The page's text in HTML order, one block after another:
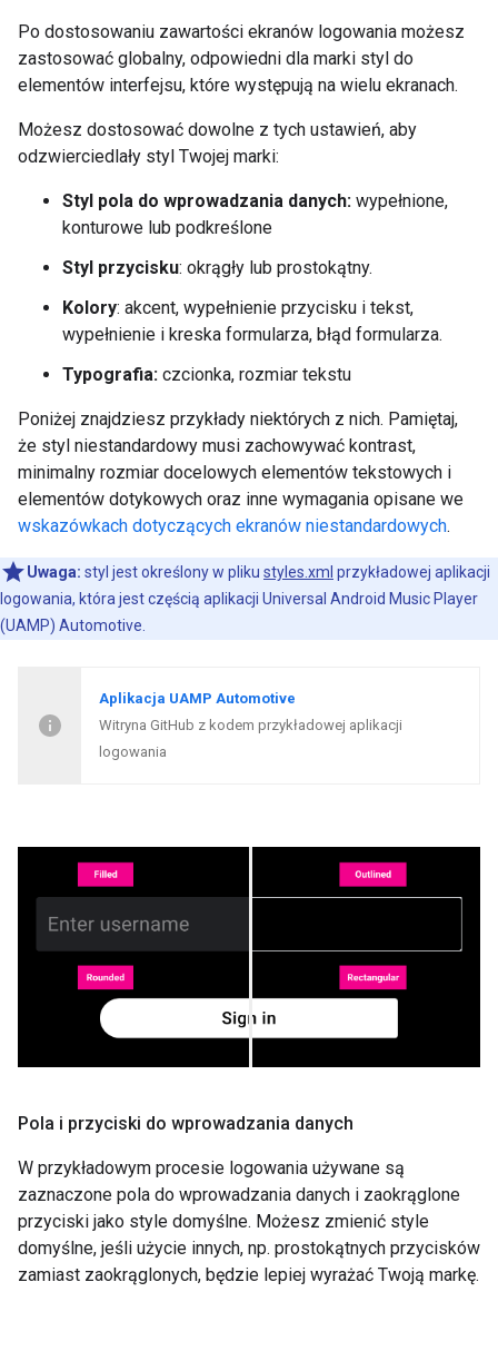
Po dostosowaniu zawartości ekranów logowania możesz
zastosować globalny, odpowiedni dla marki styl do
elementów interfejsu, które występują na wielu ekranach.
Możesz dostosować dowolne z tych ustawień, aby
odzwierciedlały styl Twojej marki:
Styl pola do wprowadzania danych: wypełnione,
konturowe lub podkreślone
Styl przycisku: okrągły lub prostokątny.
Kolory: akcent, wypełnienie przycisku i tekst,
wypełnienie i kreska formularza, błąd formularza.
Typografia: czcionka, rozmiar tekstu
Poniżej znajdziesz przykłady niektórych z nich. Pamiętaj,
że styl niestandardowy musi zachowywać kontrast,
minimalny rozmiar docelowych elementów tekstowych i
elementów dotykowych oraz inne wymagania opisane we
wskazówkach dotyczących ekranów niestandardowych.
Uwaga: styl jest określony w pliku styles.xml przykładowej aplikacji
logowania, która jest częścią aplikacji Universal Android Music Player
(UAMP) Automotive.
Aplikacja UAMP Automotive
Witryna GitHub z kodem przykładowej aplikacji
logowania
Pola i przyciski do wprowadzania danych
W przykładowym procesie logowania używane są
zaznaczone pola do wprowadzania danych i zaokrąglone
przyciski jako style domyślne. Możesz zmienić style
domyślne, jeśli użycie innych, np. prostokątnych przycisków
zamiast zaokrąglonych, będzie lepiej wyrażać Twoją markę.